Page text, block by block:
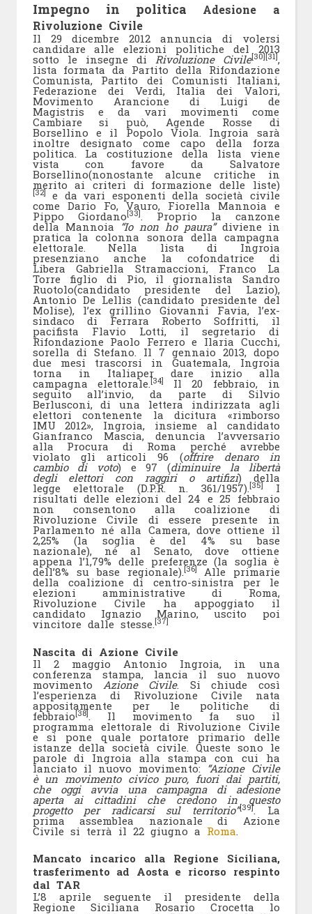
Impegno in politica
Adesione a
Rivoluzione Civile
Il 29 dicembre 2012 annuncia di volersi
candidare alle elezioni politiche del 2013
sotto le insegne di Rivoluzione Civile[30][31],
lista formata da Partito della Rifondazione
Comunista, Partito dei Comunisti Italiani,
Federazione dei Verdi, Italia dei Valori,
Movimento Arancione di Luigi de
Magistris e da vari movimenti come
Cambiare si può, Agende Rosse di
Borsellino e il Popolo Viola. Ingroia sarà
inoltre designato come capo della forza
politica. La costituzione della lista viene
vista con favore da Salvatore
Borsellino(nonostante alcune critiche in
merito ai criteri di formazione delle liste)
[32] e da vari esponenti della società civile
come Dario Fo, Vauro, Fiorella Mannoia e
Pippo Giordano[33]. Proprio la canzone
della Mannoia “Io non ho paura”diviene in
pratica la colonna sonora della campagna
elettorale. Nella lista di Ingroia
presenziano anche la cofondatrice di
Libera Gabriella Stramaccioni, Franco La
Torre figlio di Pio, il giornalista Sandro
Ruotolo(candidato presidente del Lazio),
Antonio De Lellis (candidato presidente del
Molise), l’ex grillino Giovanni Favia, l’ex-
sindaco di Ferrara Roberto Soffritti, il
pacifista Flavio Lotti, il segretario di
Rifondazione Paolo Ferrero e Ilaria Cucchi,
sorella di Stefano. Il 7 gennaio 2013, dopo
due mesi trascorsi in Guatemala, Ingroia
torna in Italiaper dare inizio alla
campagna elettorale.[34]Il 20 febbraio, in
seguito all’invio, da parte di Silvio
Berlusconi, di una lettera indirizzata agli
elettori contenente la dicitura «rimborso
IMU 2012», Ingroia, insieme al candidato
Gianfranco Mascia, denuncia l’avversario
alla Procura di Roma perché avrebbe
violato gli articoli 96 (offrire denaro in
cambio di voto) e 97 (diminuire la libertà
degli elettori con raggiri o artifizi) della
legge elettorale (D.P.R. n. 361/1957).[35]I
risultati delle elezioni del 24 e 25 febbraio
non consentono alla coalizione di
Rivoluzione Civile di essere presente in
Parlamento né alla Camera, dove ottiene il
2,25% (la soglia è del 4% su base
nazionale), né al Senato, dove ottiene
appena l’1,79% delle preferenze (la soglia è
dell’8% su base regionale).[36]Alle primarie
della coalizione di centro-sinistra per le
elezioni amministrative di Roma,
Rivoluzione Civile ha appoggiato il
candidato Ignazio Marino, uscito poi
vincitore dalle stesse.[37]
Nascita di Azione Civile
Il 2 maggio Antonio Ingroia, in una
conferenza stampa, lancia il suo nuovo
movimento Azione Civile. Si chiude così
l’esperienza di Rivoluzione Civile nata
appositamente per le politiche di
febbraio[38] . Il movimento fa suo il
programma elettorale di Rivoluzione Civile
e si pone quale portatore primario delle
istanze della società civile. Queste sono le
parole di Ingroia alla stampa con cui ha
lanciato il nuovo movimento: “Azione Civile
è un movimento civico puro, fuori dai partiti,
che oggi avvia una campagna di adesione
aperta ai cittadini che credono in questo
progetto per radicarsi sul territorio”[39]. La
prima assemblea nazionale di Azione
Civile si terrà il 22 giugno a Roma
Mancato incarico alla Regione Siciliana,
trasferimento ad Aosta e ricorso respinto
dal TAR
L’8 aprile seguente il presidente della
Regione Siciliana Rosario Crocetta lo